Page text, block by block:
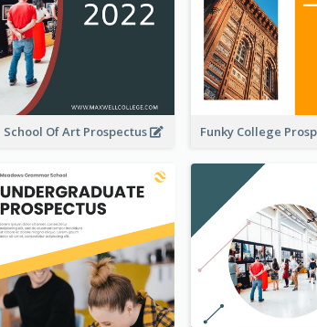
School Of Art Prospectus Funky College